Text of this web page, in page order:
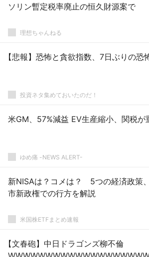
ソリン暫定税率廃止の恒久財源案で
理想ちゃんねる
【悲報】恐怖と貪欲指数、7日ぶりの恐
投資ネタ集めておいたのだ！
米GM、57%減益 EV生産縮小、関税
ゆめ痛 -NEWS ALERT-
新NISAは？コメは？ 5つの経済政策
市新政権での行方を解説
米国株ETFまとめ速報
【文春砲】中日ドラゴンズ柳不倫